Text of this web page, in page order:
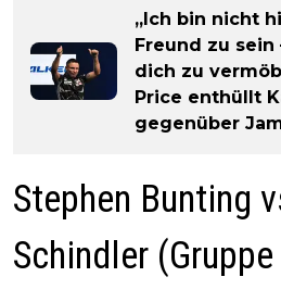
„Ich bin nicht
Freund zu sein
dich zu
Price enthüllt
gegenüber
Stephen Bunting
Schindler (Gruppe